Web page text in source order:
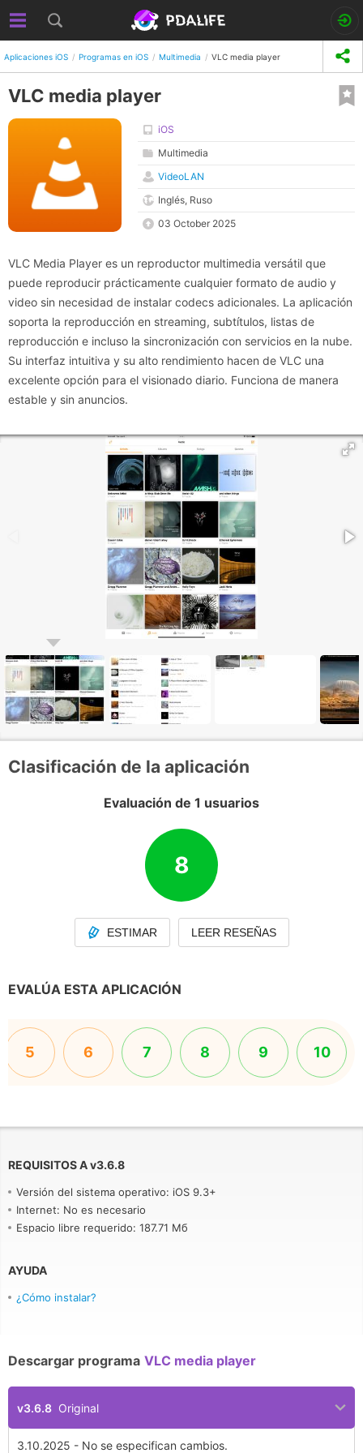
Aplicaciones iOS Programas en iOS Multimedia VLC media player
VLC media player
iOS
Multimedia
VideoLAN
Inglés, Ruso
03 October 2025
VLC Media Player es un reproductor multimedia versátil que
puede reproducir prácticamente cualquier formato de audio y
video sin necesidad de instalar codecs adicionales. La aplicación
soporta la reproducción en streaming, subtítulos, listas de
reproducción e incluso la sincronización con servicios en la nube.
Su interfaz intuitiva y su alto rendimiento hacen de VLC una
excelente opción para el visionado diario. Funciona de manera
estable y sin anuncios.
Clasificación de la aplicación
Evaluación de 1 usuarios
8
ESTIMAR LEER RESEÑAS
EVALÚA ESTA APLICACIÓN
5 6 7 8 9 10
REQUISITOS Av3.6.8
Versión del sistema operativo: iOS 9.3+
Internet: No es necesario
Espacio libre requerido: 187.71 Мб
AYUDA
¿Cómo instalar?
Descargar programa VLC media player
v3.6.8 Original
3.10.2025 - No se especifican cambios.